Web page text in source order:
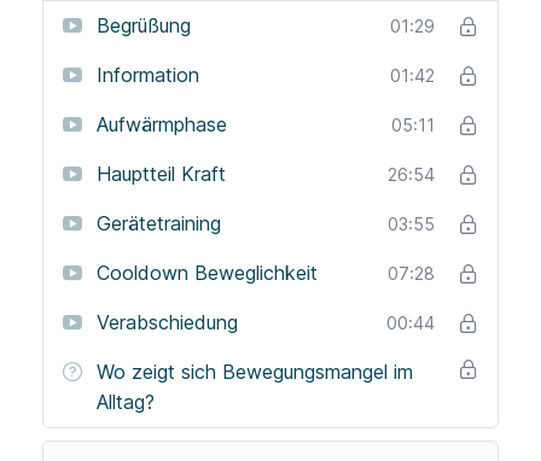
Gewichte durchführen.
Begrüßung 01:29
Information 01:42
Aufwärmphase 05:11
Hauptteil Kraft 26:54
Gerätetraining 03:55
Cooldown Beweglichkeit 07:28
Verabschiedung 00:44
Wo zeigt sich Bewegungsmangel im
Alltag?